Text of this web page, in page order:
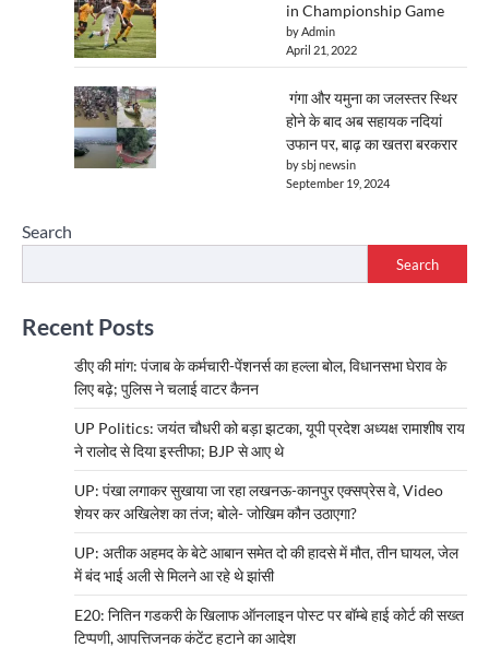
in Championship Game
by Admin
April 21, 2022
गंगा और यमुना का जलस्तर स्थिर
होने के बाद अब सहायक नदियां
उफान पर, बाढ़ का खतरा बरकरार
by sbj newsin
September 19, 2024
Search
Search
Recent Posts
डीए की मांग: पंजाब के कर्मचारी-पेंशनर्स का हल्ला बोल, विधानसभा घेराव के
लिए बढ़े; पुलिस ने चलाई वाटर कैनन
UP Politics: जयंत चौधरी को बड़ा झटका, यूपी प्रदेश अध्यक्ष रामाशीष राय
ने रालोद से दिया इस्तीफा; BJP से आए थे
UP: पंखा लगाकर सुखाया जा रहा लखनऊ-कानपुर एक्सप्रेस वे, Video
शेयर कर अखिलेश का तंज; बोले- जोखिम कौन उठाएगा?
UP: अतीक अहमद के बेटे आबान समेत दो की हादसे में मौत, तीन घायल, जेल
में बंद भाई अली से मिलने आ रहे थे झांसी
E20: नितिन गडकरी के खिलाफ ऑनलाइन पोस्ट पर बॉम्बे हाई कोर्ट की सख्त
टिप्पणी, आपत्तिजनक कंटेंट हटाने का आदेश